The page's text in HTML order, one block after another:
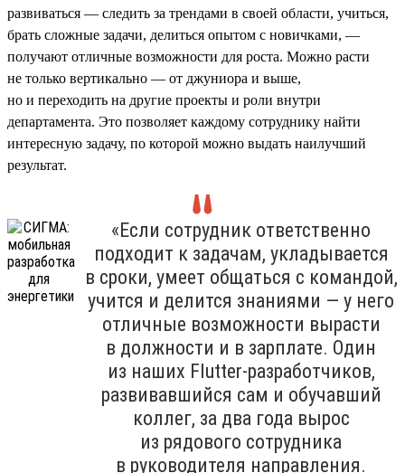
развиваться — следить за трендами в своей области, учиться,
брать сложные задачи, делиться опытом с новичками, —
получают отличные возможности для роста. Можно расти
не только вертикально — от джуниора и выше,
но и переходить на другие проекты и роли внутри
департамента. Это позволяет каждому сотруднику найти
интересную задачу, по которой можно выдать наилучший
результат.
«Если сотрудник ответственно
подходит к задачам, укладывается
в сроки, умеет общаться с командой,
учится и делится знаниями — у него
отличные возможности вырасти
в должности и в зарплате. Один
из наших Flutter-разработчиков,
развивавшийся сам и обучавший
коллег, за два года вырос
из рядового сотрудника
в руководителя направления.